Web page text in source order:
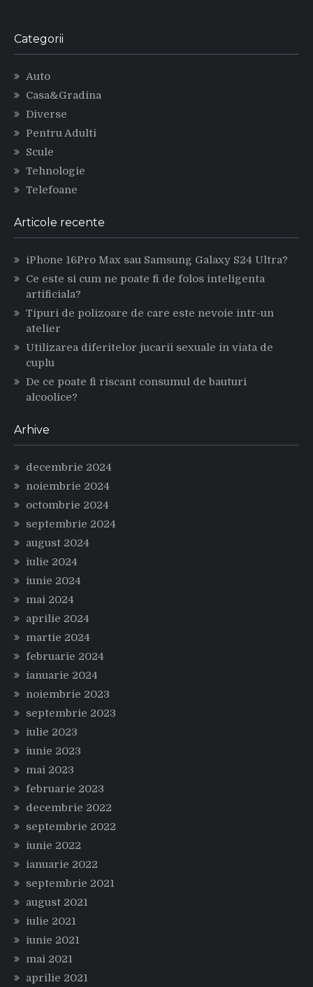
Categorii
Auto
Casa&Gradina
Diverse
Pentru Adulti
Scule
Tehnologie
Telefoane
Articole recente
iPhone 16Pro Max sau Samsung Galaxy S24 Ultra?
Ce este si cum ne poate fi de folos inteligenta
artificiala?
Tipuri de polizoare de care este nevoie intr-un
atelier
Utilizarea diferitelor jucarii sexuale in viata de
cuplu
De ce poate fi riscant consumul de bauturi
alcoolice?
Arhive
decembrie 2024
noiembrie 2024
octombrie 2024
septembrie 2024
august 2024
iulie 2024
iunie 2024
mai 2024
aprilie 2024
martie 2024
februarie 2024
ianuarie 2024
noiembrie 2023
septembrie 2023
iulie 2023
iunie 2023
mai 2023
februarie 2023
decembrie 2022
septembrie 2022
iunie 2022
ianuarie 2022
septembrie 2021
august 2021
iulie 2021
iunie 2021
mai 2021
aprilie 2021